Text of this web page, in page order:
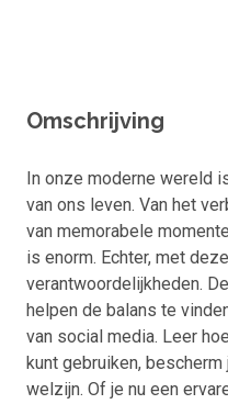
Omschrijving
In onze moderne wereld
van ons leven. Van het
van memorabele
is enorm. Echter, met
verantwoordelijkheden.
helpen de balans te
van social media. Leer
kunt gebruiken,
welzijn. Of je nu een